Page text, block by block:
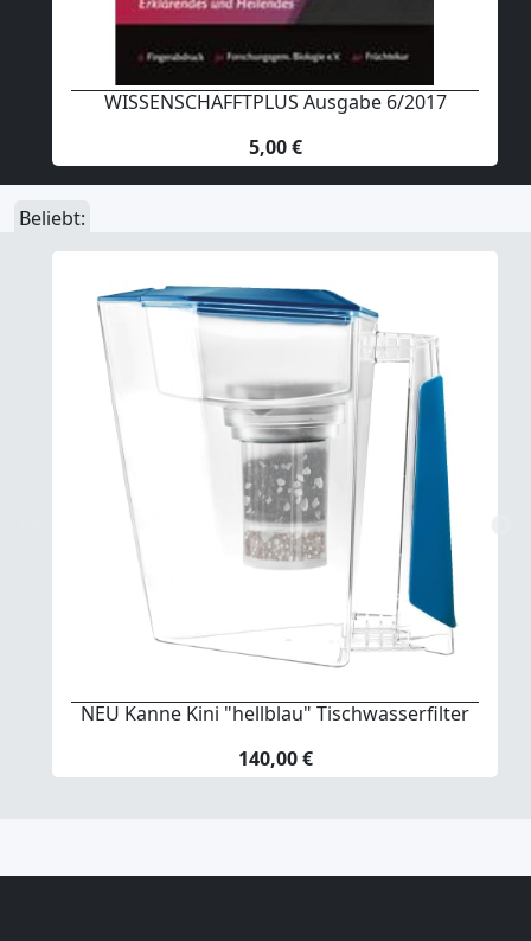
WISSENSCHAFFTPLUS Ausgabe 6/2017
5,00 €
Beliebt:
NEU Kanne Kini "hellblau" Tischwasserfilter
140,00 €